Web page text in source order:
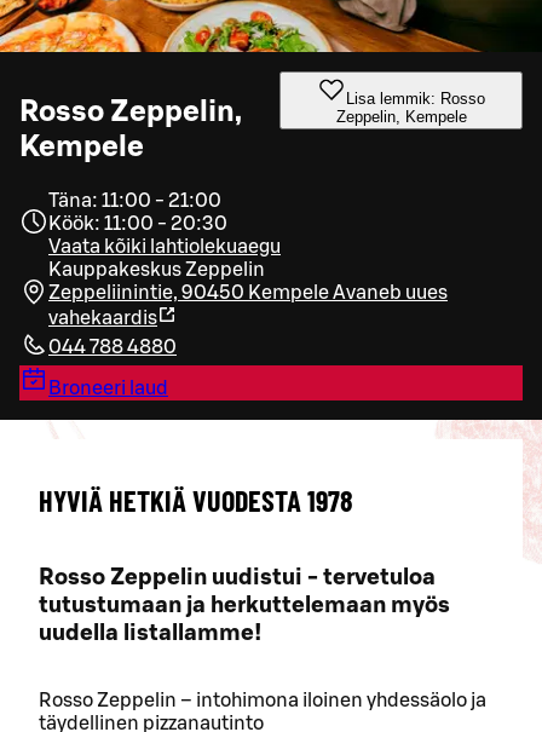
Rosso Zeppelin,
Kempele
Lisa lemmik: Rosso
Zeppelin, Kempele
Täna: 11:00 - 21:00
Köök: 11:00 - 20:30
Vaata kõiki lahtiolekuaegu
Kauppakeskus Zeppelin
Zeppeliinintie, 90450 KempeleAvaneb uues
vahekaardis
044 788 4880
Broneeri laud
HYVIÄ HETKIÄ VUODESTA 1978
Rosso Zeppelin uudistui - tervetuloa
tutustumaan ja herkuttelemaan myös
uudella listallamme!
Rosso Zeppelin – intohimona iloinen yhdessäolo ja
täydellinen pizzanautinto